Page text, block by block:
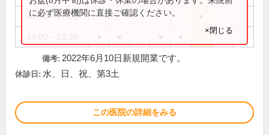
14:00～17:00
に必ず医療機関に直接ご確認ください。
×閉じる
備考: 2022年6月10日新規開業です。
休診日: 水、日、祝、第3土
この医院の詳細をみる